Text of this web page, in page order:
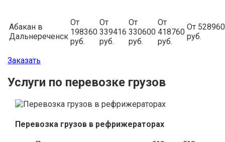
Абакан в
Дальнереченск
От
198360
руб.
От
339416
руб.
От
330600
руб.
От
418760
руб.
От 528960
руб.
Заказать
Услуги по перевозке грузов
Перевозка грузов в рефрижераторах